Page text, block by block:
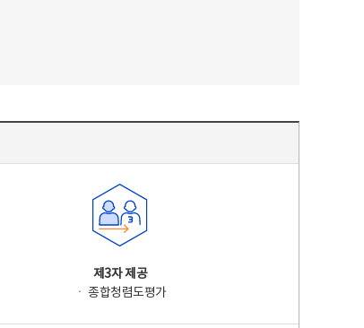
제3자 제공
ㆍ 종합청렴도평가